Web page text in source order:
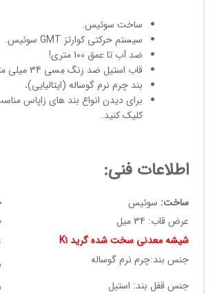
ساخت سوئیس.
سیستم حرکتی کوارتز GMT سوئیس.
ضد آب تا عمق 100 متری!
قاب استیل ضد زنگ مِسی 34 میلی متری.
بند چرم نرم گوساله (ایتالیایی).
برای دیدن انواع بند های زاپاس
کلیک کنید.
اطلاعات فنی:
ساخت: سوئیس
عرض قاب: 34 میل
شیشه معدنی سخت شده گرید K1
جنس بند:چرم نرم گوساله
جنس قفل بند: استیل